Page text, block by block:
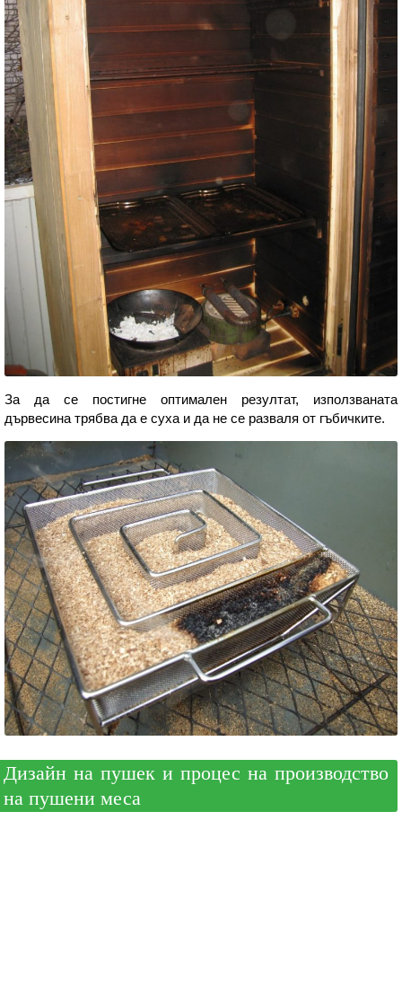
За да се постигне оптимален резултат, използваната
дървесина трябва да е суха и да не се разваля от гъбичките.
Дизайн на пушек и процес на производство
на пушени меса